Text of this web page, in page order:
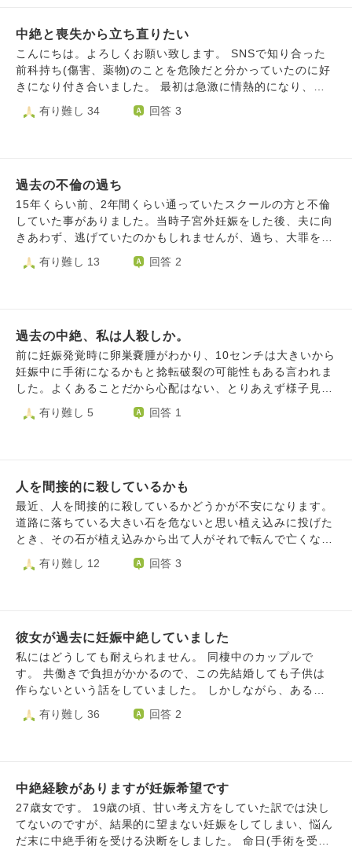
中絶と喪失から立ち直りたい
こんにちは。よろしくお願い致します。 SNSで知り合った
前科持ち(傷害、薬物)のことを危険だと分かっていたのに好
きになり付き合いました。 最初は急激に情熱的になり、
「君が最後の女性だと思ってる」や「君と出会ったことで俺
の人生に意味があったと思える」などと言われました。愛の
くなり衝突するようになりました。 特に性的な面が強い関
係で、それでも好きだったのとその熱に持っていかれ彼の子
供を妊娠し、当初は子供を産んで結婚しようと言われていま
したが、やはり今は子供は無理だ、産んだとしても養育費は
から子供を持ちたかったので年齢的にもラストチャンスのよ
女、別れると言われました。 その後、私からは連絡せずで
したが彼から連絡が来るようになり、中絶に関して他人事、
また手術をしたことを愚弄するような言葉を言われました。
そして無視をし続けて以降も彼から連絡が1ヶ月続き、繋が
婚したらうまくいくのではないか」「性的な関係になりた
た。 そして、その数日後に彼は元々知り合いだった女性と
結婚しました。 怒りの余り彼に連絡をすると「(電話で)お前
に会いたい、好きだなんて言ってない」「人の幸せを妬む
な」とガスライティングされました。 私は本当に壊れたか
ったのです。そしてこのような人間を好きになってしまっ
た。全てを失ったのにこの男は幸せな夫ぶっている。彼は過
ば良いのか等色々考えてしまっております。叱責、ご助言頂
けますと幸いです。
有り難し 34 回答 3
過去の不倫の過ち
15年くらい前、2年間くらい通っていたスクールの方と不倫
していた事がありました。当時子宮外妊娠をした後、夫に向
きあわず、逃げていたのかもしれませんが、過ち、大罪をお
かしました。 その後、年齢的にも早く子供をと親にも言わ
れ、幸い不妊治療の末、子供を授かりましたが、すぐに産後
での行いに対して見つめる機会があり、改めて自分自身の過
去にした不倫の罪悪感に苛まれ、なんであんな浅はかな事を
して、自分の欲望のまま生きて、優しい夫や家族を傷つけて
きたのかと思うと、申し訳ない気持ちでいっぱいで、胸が苦
時々怒りのままキレてしまい、彼らを傷つけてしまった事に
ちを犯さない、償いをしていく、感謝の気持ちを忘れない、
大切な家族を傷つけないと決心しましたが、旦那さんや家族
を裏切った事、傷つけた事が申し訳なくて、今後幸せになっ
て良いのだろうか、大罪を犯したので、死んだら恐い地獄に
出て苦しいです。（自業自得で仕方ないのですが）。。 乱
有り難し 13 回答 2
過去の中絶、私は人殺しか。
前に妊娠発覚時に卵巣嚢腫がわかり、10センチは大きいから
妊娠中に手術になるかもと捻転破裂の可能性もある言われま
した。よくあることだから心配はない、とりあえず様子見と
言われました。 しかし、過去にも卵巣嚢腫の手術を経験し
ていて、とても怖かった事、まだ息子が一才で、もし悪性だ
が、4ヶ月ほどして自然消失しました。 そこから、しばらく
して体外受精で授かった次男が生まれています。 中絶して
しまったことに後悔しています。 8週くらいだとまだ神経系
が発達してないから、痛みや悲しみなども感じてないし、中
たことがあります。 辛い思いをしてなかったからどうして
有り難し 5 回答 1
人を間接的に殺しているかも
最近、人を間接的に殺しているかどうかが不安になります。
道路に落ちている大きい石を危ないと思い植え込みに投げた
とき、その石が植え込みから出て人がそれで転んで亡くなっ
てしまったらどうしようとか考えてしまいます。これはおか
しいことなのでしょうか？人殺しになってしまわないか心配
有り難し 12 回答 3
彼女が過去に妊娠中絶していました
私にはどうしても耐えられません。 同棲中のカップルで
す。 共働きで負担がかかるので、この先結婚しても子供は
作らないという話をしていました。 しかしながら、ある日
過去に元彼に孕まされて中絶していたことが発覚しました。
彼女のことは好きですが、正直別れを考えるほどにショック
て殺しに行きたい程に憎いです。もう私の子供を産んでくれ
る気がないなら、いっそ汚れた子宮を摘出して欲しいとさえ
思っています。 別れるのが1番だと思いますが、今更他の方
を探す気力はもう湧きません。 私はどうしたらこの憎しみ
有り難し 36 回答 2
中絶経験がありますが妊娠希望です
27歳女です。 19歳の頃、甘い考え方をしていた訳では決し
てないのですが、結果的に望まない妊娠をしてしまい、悩ん
だ末に中絶手術を受ける決断をしました。 命日(手術を受け